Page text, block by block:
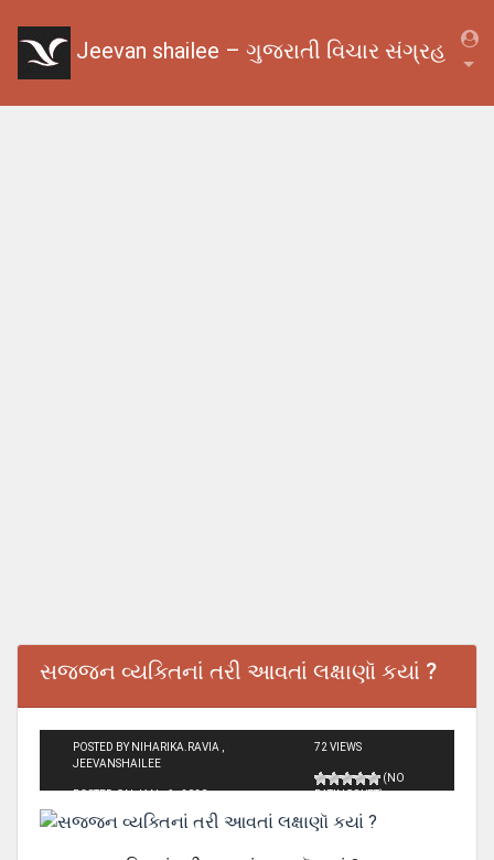
Jeevan shailee – ગુજરાતી વિચાર સંગ્રહ
સજજન વ્યક્તિનાં તરી આવતાં લક્ષાણૉ કયાં ?
POSTED BY NIHARIKA.RAVIA ,
JEEVANSHAILEE
POSTED ON JAN - 6 - 2020
72 VIEWS
(NO
RATINGS YET)